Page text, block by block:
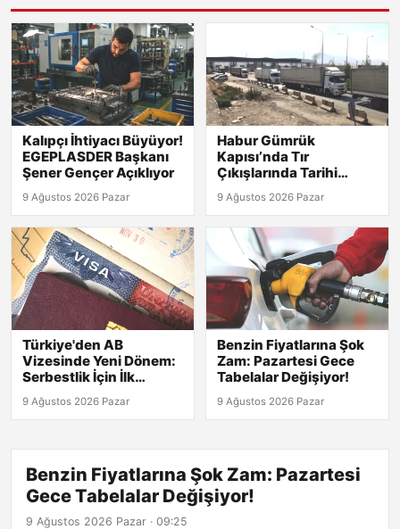
Kalıpçı İhtiyacı Büyüyor!
EGEPLASDER Başkanı
Şener Gençer Açıklıyor
9 Ağustos 2026 Pazar
Habur Gümrük
Kapısı’nda Tır
Çıkışlarında Tarihi
Rekor! 2026 Günlük
Verileri Açıklandı!
9 Ağustos 2026 Pazar
Türkiye'den AB
Vizesinde Yeni Dönem:
Serbestlik İçin İlk
9 Ağustos 2026 Pazar
Benzin Fiyatlarına Şok
Zam: Pazartesi Gece
Tabelalar Değişiyor!
9 Ağustos 2026 Pazar
Benzin Fiyatlarına Şok Zam: Pazartesi
Gece Tabelalar Değişiyor!
9 Ağustos 2026 Pazar · 09:25